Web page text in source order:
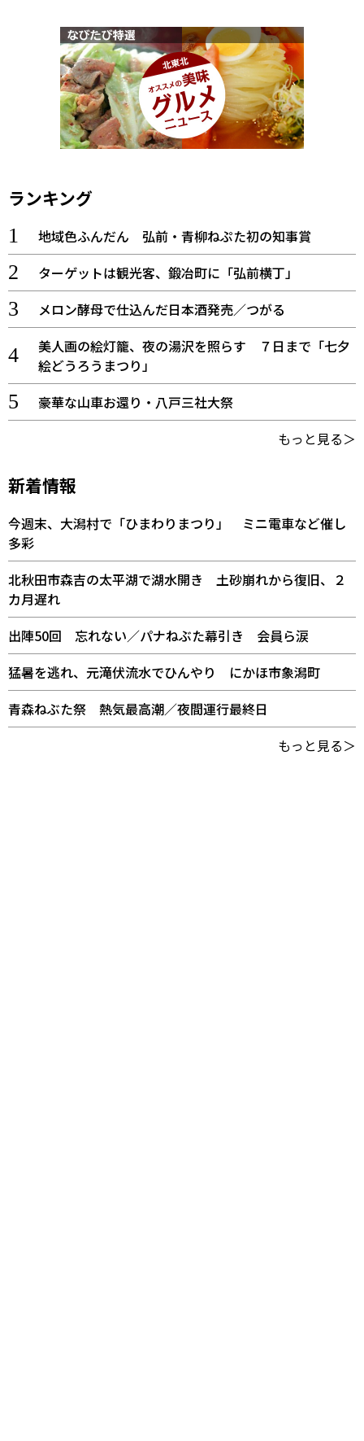
ランキング
地域色ふんだん 弘前・青柳ねぷた初の知事賞
ターゲットは観光客、鍛冶町に「弘前横丁」
メロン酵母で仕込んだ日本酒発売／つがる
美人画の絵灯籠、夜の湯沢を照らす ７日まで「七夕
絵どうろうまつり」
豪華な山車お還り・八戸三社大祭
もっと見る＞
新着情報
今週末、大潟村で「ひまわりまつり」 ミニ電車など催し
多彩
北秋田市森吉の太平湖で湖水開き 土砂崩れから復旧、２
カ月遅れ
出陣50回 忘れない／パナねぶた幕引き 会員ら涙
猛暑を逃れ、元滝伏流水でひんやり にかほ市象潟町
青森ねぶた祭 熱気最高潮／夜間運行最終日
もっと見る＞